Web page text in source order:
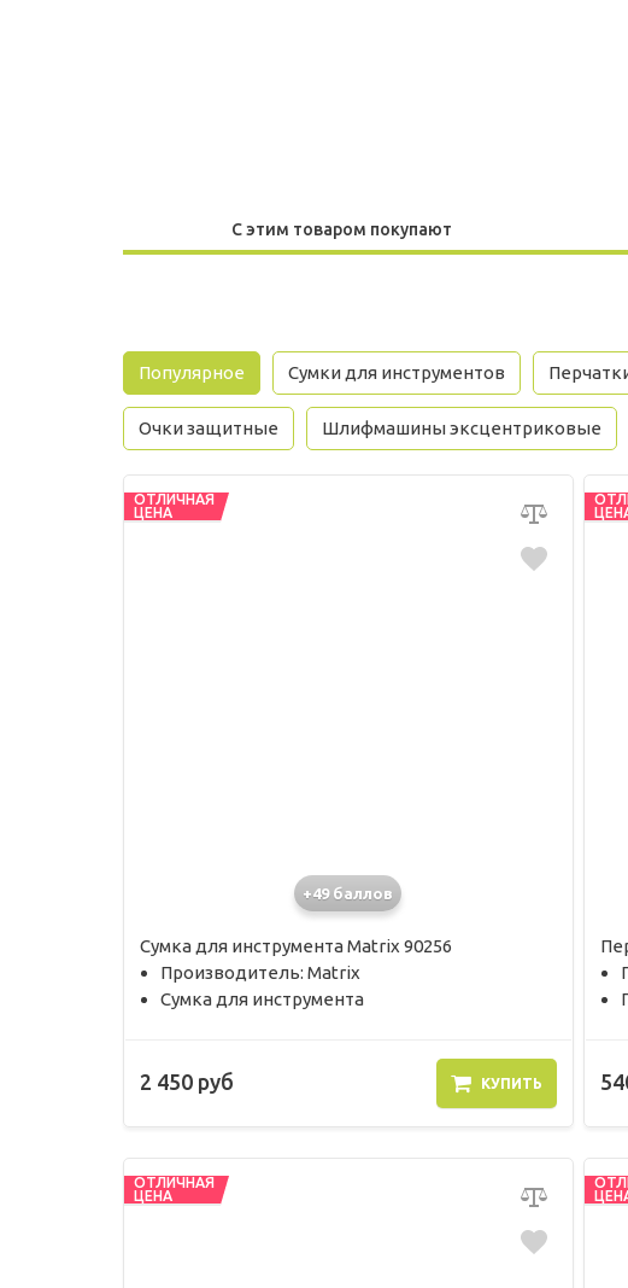
С этим товаром покупают
Популярное Сумки для инструментов
Очки защитные Шлифмашины эксцентриковые
ОТЛИЧНАЯ
ЦЕНА
+49 баллов
Сумка для инструмента Matrix 90256
Производитель: Matrix
Сумка для инструмента
2 450 руб КУПИТЬ
ОТЛИЧНАЯ
ЦЕНА